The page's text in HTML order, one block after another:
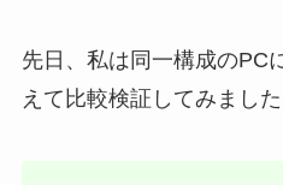
先日、私は同一構成のPC
えて比較検証してみました